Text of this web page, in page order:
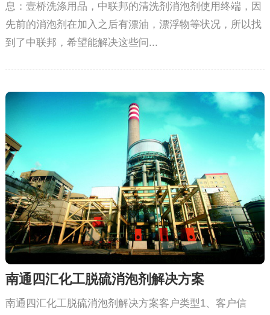
息：壹桥洗涤用品，中联邦的清洗剂消泡剂使用终端，因
先前的消泡剂在加入之后有漂油，漂浮物等状况，所以找
到了中联邦，希望能解决这些问...
南通四汇化工脱硫消泡剂解决方案
南通四汇化工脱硫消泡剂解决方案客户类型1、客户信